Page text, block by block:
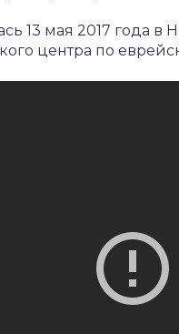
13 мая 2017 года
центра по